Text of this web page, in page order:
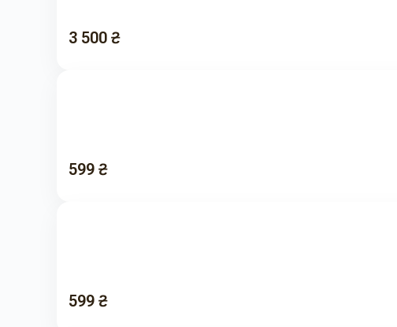
3 500 ₴
599 ₴
599 ₴